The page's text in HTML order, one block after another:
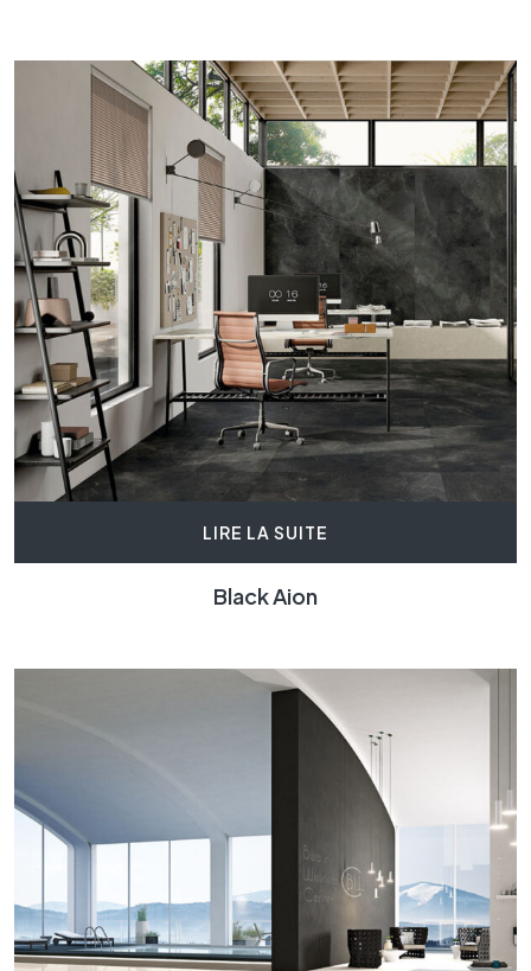
LIRE LA SUITE
Black Aion